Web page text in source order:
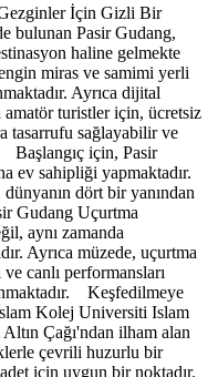
İçin Gizli Bir
bulunan Pasir Gudang,
haline gelmekte
miras ve samimi yerli
Ayrıca dijital
amatör turistler için, ücretsiz
tasarrufu sağlayabilir ve
Başlangıç ​​için, Pasir
ev sahipliği yapmaktadır.
dört bir yanından
Gudang Uçurtma
aynı zamanda
Ayrıca müzede, uçurtma
canlı performansları
Keşfedilmeye
Kolej Universiti Islam
Çağı'ndan ilham alan
çevrili huzurlu bir
için uygun bir noktadır.